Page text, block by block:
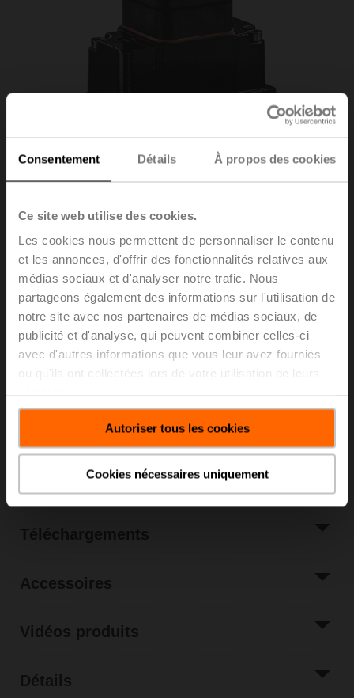
Consentement Détails À propos des cookies
Ce site web utilise des cookies.
Les cookies nous permettent de personnaliser le contenu
et les annonces, d'offrir des fonctionnalités relatives aux
médias sociaux et d'analyser notre trafic. Nous
partageons également des informations sur l'utilisation de
notre site avec nos partenaires de médias sociaux, de
publicité et d'analyse, qui peuvent combiner celles-ci
avec d'autres informations que vous leur avez fournies
ou qu'ils ont collectées lors de votre utilisation de leurs
Autoriser tous les cookies
Cookies nécessaires uniquement
22WDP-114
Capteur de pression différentielle de liquide, 0...4 bar,
0...58 psi, active, 0...10 V
Liste de prix
Ajouter au
Ajouter à la liste
Partager
Accessoires
Vidéos produits
Détails